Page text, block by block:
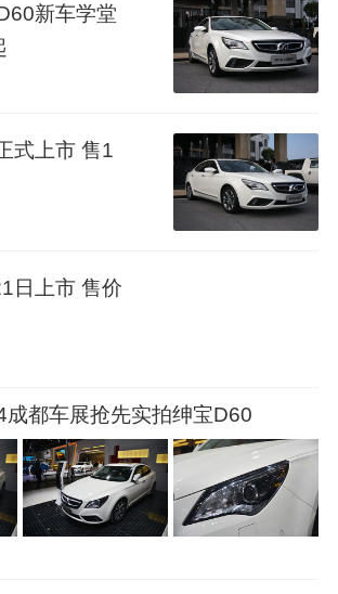
新车学堂
式上市 售1
日上市 售价
成都车展抢先实拍绅宝D60